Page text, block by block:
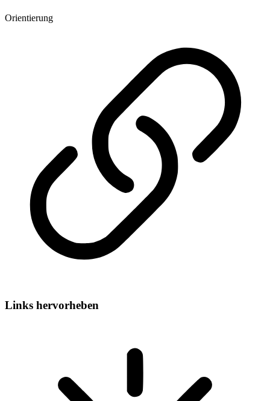
Orientierung
Links hervorheben